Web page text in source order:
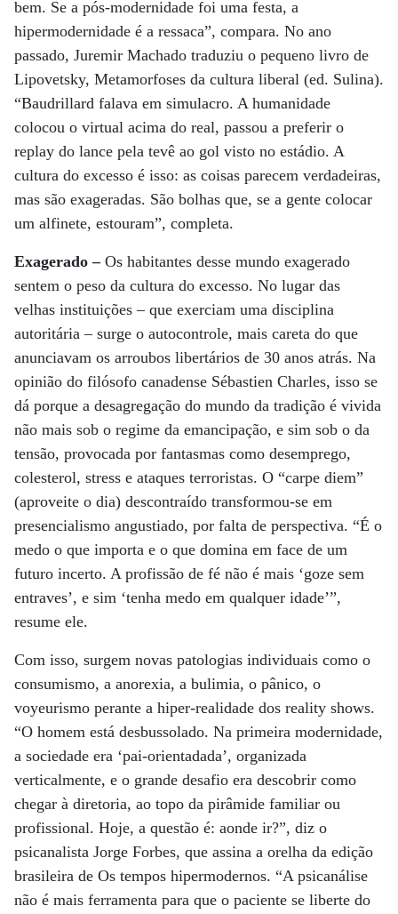
bem. Se a pós-modernidade foi uma festa, a
hipermodernidade é a ressaca”, compara. No ano
passado, Juremir Machado traduziu o pequeno livro de
Lipovetsky, Metamorfoses da cultura liberal (ed. Sulina).
“Baudrillard falava em simulacro. A humanidade
colocou o virtual acima do real, passou a preferir o
replay do lance pela tevê ao gol visto no estádio. A
cultura do excesso é isso: as coisas parecem verdadeiras,
mas são exageradas. São bolhas que, se a gente colocar
um alfinete, estouram”, completa.
Exagerado – Os habitantes desse mundo exagerado
sentem o peso da cultura do excesso. No lugar das
velhas instituições – que exerciam uma disciplina
autoritária – surge o autocontrole, mais careta do que
anunciavam os arroubos libertários de 30 anos atrás. Na
opinião do filósofo canadense Sébastien Charles, isso se
dá porque a desagregação do mundo da tradição é vivida
não mais sob o regime da emancipação, e sim sob o da
tensão, provocada por fantasmas como desemprego,
colesterol, stress e ataques terroristas. O “carpe diem”
(aproveite o dia) descontraído transformou-se em
presencialismo angustiado, por falta de perspectiva. “É o
medo o que importa e o que domina em face de um
futuro incerto. A profissão de fé não é mais ‘goze sem
entraves’, e sim ‘tenha medo em qualquer idade’”,
resume ele.
Com isso, surgem novas patologias individuais como o
consumismo, a anorexia, a bulimia, o pânico, o
voyeurismo perante a hiper-realidade dos reality shows.
“O homem está desbussolado. Na primeira modernidade,
a sociedade era ‘pai-orientadada’, organizada
verticalmente, e o grande desafio era descobrir como
chegar à diretoria, ao topo da pirâmide familiar ou
profissional. Hoje, a questão é: aonde ir?”, diz o
psicanalista Jorge Forbes, que assina a orelha da edição
brasileira de Os tempos hipermodernos. “A psicanálise
não é mais ferramenta para que o paciente se liberte do